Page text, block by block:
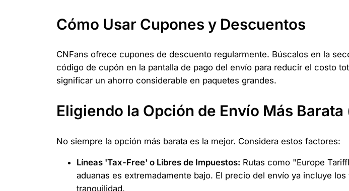
Cómo Usar Cupones y Descuentos
CNFans ofrece cupones de descuento regularmente. Búscalos en la
código de cupón en la pantalla de pago del envío para reducir el costo
significar un ahorro considerable en paquetes grandes.
Eligiendo la Opción de Envío Más Barata
No siempre la opción más barata es la mejor. Considera estos factores:
Líneas 'Tax-Free' o Libres de Impuestos: Rutas como "Europe
aduanas es extremadamente bajo. El precio del envío ya incluye
tranquilidad.